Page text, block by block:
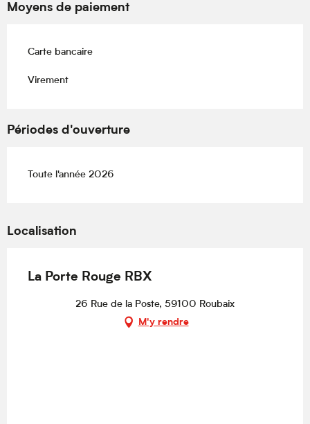
Moyens de paiement
Carte bancaire
Virement
Périodes d'ouverture
Toute l'année 2026
Localisation
La Porte Rouge RBX
26 Rue de la Poste, 59100 Roubaix
M'y rendre